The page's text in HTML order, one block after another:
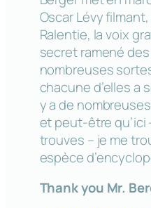
Oscar Lévy
Ralentie, la voix
secret ramené
nombreuses
chacune d’elles a
y a de
et peut-être qu’ici
trouves – je me
espèce
Thank you Mr.